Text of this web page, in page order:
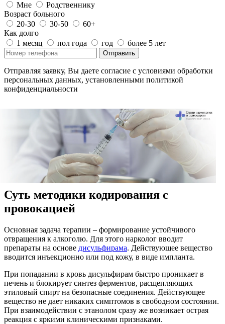
Мне
Родственнику
Возраст больного
20-30
30-50
60+
Как долго
1 месяц
пол года год более 5 лет
Отправить
Отправляя заявку, Вы даете согласие с условиями обработки
персональных данных, установленными политикой
конфиденциальности
Суть методики кодирования с
провокацией
Основная задача терапии – формирование устойчивого
отвращения к алкоголю. Для этого нарколог вводит
препараты на основе дисульфирама. Действующее вещество
вводится инъекционно или под кожу, в виде импланта.
При попадании в кровь дисульфирам быстро проникает в
печень и блокирует синтез ферментов, расщепляющих
этиловый спирт на безопасные соединения. Действующее
вещество не дает никаких симптомов в свободном состоянии.
При взаимодействии с этанолом сразу же возникает острая
реакция с яркими клиническими признаками.